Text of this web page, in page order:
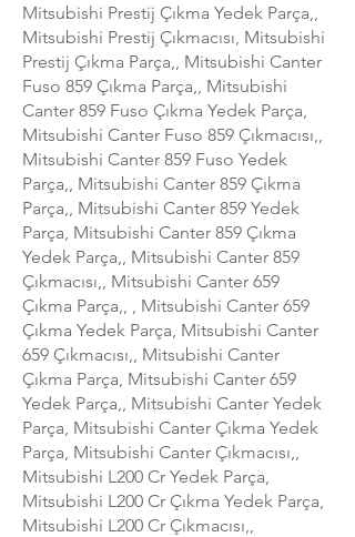
Mitsubishi Prestij Çıkma Yedek Parça,,
Mitsubishi Prestij Çıkmacısı, Mitsubishi
Prestij Çıkma Parça,, Mitsubishi Canter
Fuso 859 Çıkma Parça,, Mitsubishi
Canter 859 Fuso Çıkma Yedek Parça,
Mitsubishi Canter Fuso 859 Çıkmacısı,,
Mitsubishi Canter 859 Fuso Yedek
Parça,, Mitsubishi Canter 859 Çıkma
Parça,, Mitsubishi Canter 859 Yedek
Parça, Mitsubishi Canter 859 Çıkma
Yedek Parça,, Mitsubishi Canter 859
Çıkmacısı,, Mitsubishi Canter 659
Çıkma Parça,, , Mitsubishi Canter 659
Çıkma Yedek Parça, Mitsubishi Canter
659 Çıkmacısı,, Mitsubishi Canter
Çıkma Parça, Mitsubishi Canter 659
Yedek Parça,, Mitsubishi Canter Yedek
Parça, Mitsubishi Canter Çıkma Yedek
Parça, Mitsubishi Canter Çıkmacısı,,
Mitsubishi L200 Cr Yedek Parça,
Mitsubishi L200 Cr Çıkma Yedek Parça,
Mitsubishi L200 Cr Çıkmacısı,,